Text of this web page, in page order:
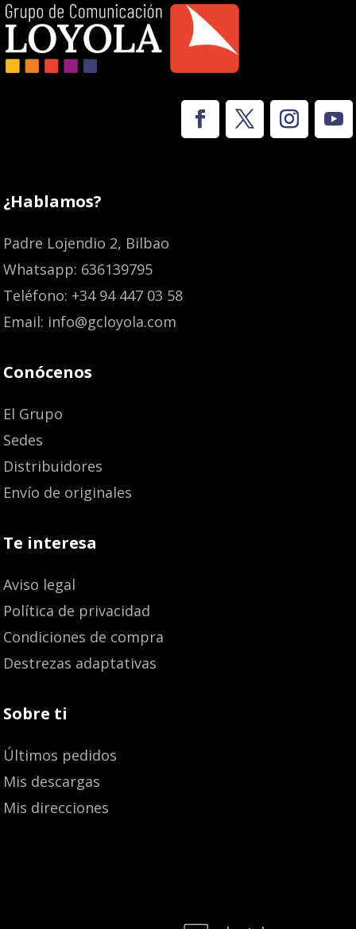
¿Hablamos?
Padre Lojendio 2, Bilbao
Whatsapp: 636139795
Teléfono: +34 94 447 03 58
Email: info@gcloyola.com
Conócenos
El Grupo
Sedes
Distribuidores
Envío de originales
Te interesa
Aviso legal
Política de privacidad
Condiciones de compra
Destrezas adaptativas
Sobre ti
Últimos pedidos
Mis descargas
Mis direcciones